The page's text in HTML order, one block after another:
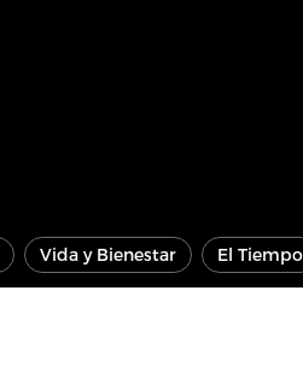
Vida y Bienestar El Tiempo